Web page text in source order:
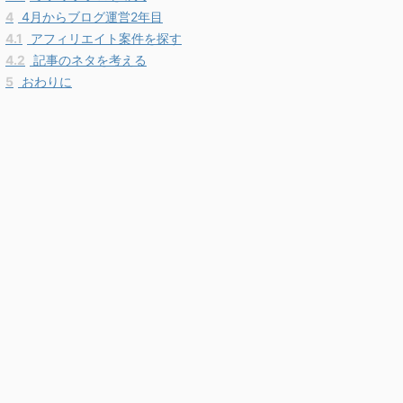
4 4月からブログ運営2年目
4.1
アフィリエイト案件を探す
4.2 記事のネタを考える
5
おわりに